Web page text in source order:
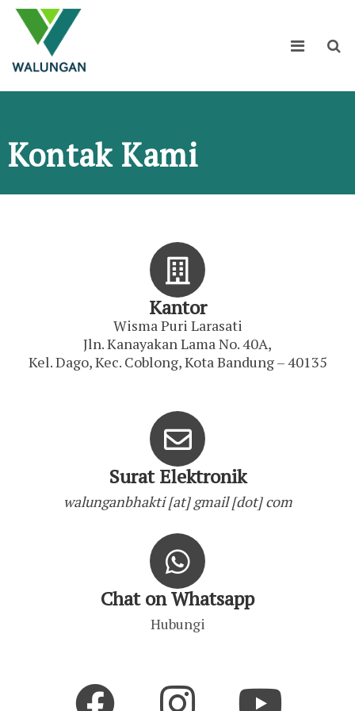
Kontak Kami
Kantor
Wisma Puri Larasati
Jln. Kanayakan Lama No. 40A,
Kel. Dago, Kec. Coblong, Kota Bandung – 40135
Surat Elektronik
walunganbhakti [at] gmail [dot] com
Chat on Whatsapp
Hubungi